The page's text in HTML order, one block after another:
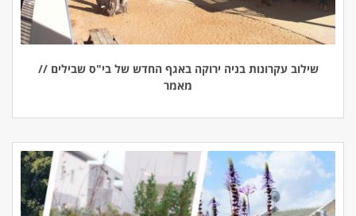
שילוב עקרונות בניה ירוקה באגף החדש של בי"ס שבילים //
מאמר